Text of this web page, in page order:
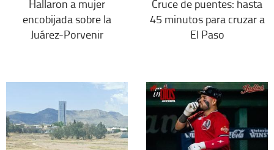
Hallaron a mujer
encobijada sobre la
Juárez-Porvenir
Cruce de puentes: hasta
45 minutos para cruzar a
El Paso